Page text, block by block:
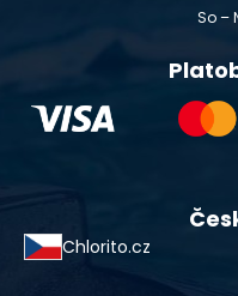
So –
Chlorito.cz